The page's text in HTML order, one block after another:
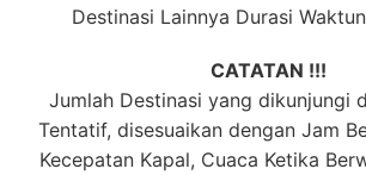
Destinasi Lainnya Durasi
CATATAN !!!
Jumlah Destinasi yang dikunjungi
Tentatif, disesuaikan dengan Jam
Kecepatan Kapal, Cuaca Ketika